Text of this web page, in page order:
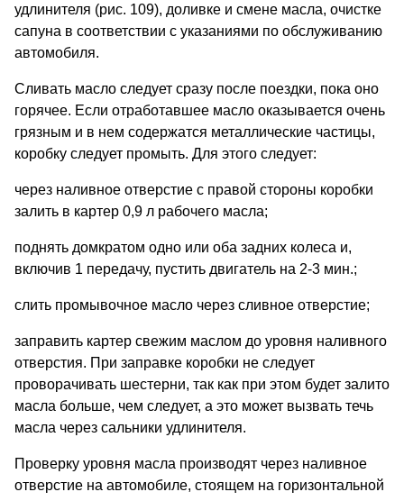
удлинителя (рис. 109), доливке и смене масла, очистке
сапуна в соответствии с указаниями по обслуживанию
автомобиля.
Сливать масло следует сразу после поездки, пока оно
горячее. Если отработавшее масло оказывается очень
грязным и в нем содержатся металлические частицы,
коробку следует промыть. Для этого следует:
через наливное отверстие с правой стороны коробки
залить в картер 0,9 л рабочего масла;
поднять домкратом одно или оба задних колеса и,
включив 1 передачу, пустить двигатель на 2-3 мин.;
слить промывочное масло через сливное отверстие;
заправить картер свежим маслом до уровня наливного
отверстия. При заправке коробки не следует
проворачивать шестерни, так как при этом будет залито
масла больше, чем следует, а это может вызвать течь
масла через сальники удлинителя.
Проверку уровня масла производят через наливное
отверстие на автомобиле, стоящем на горизонтальной